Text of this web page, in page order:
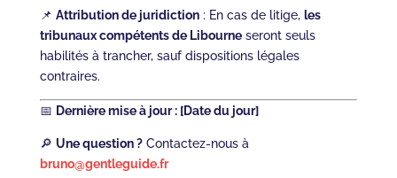
📌 Attribution de juridiction: En cas de litige, les
tribunaux compétents de Libourneseront seuls
habilités à trancher, sauf dispositions légales
contraires.
📅 Dernière mise à jour : [Date du jour]
🔎 Une question ?Contactez-nous à
bruno@gentleguide.fr